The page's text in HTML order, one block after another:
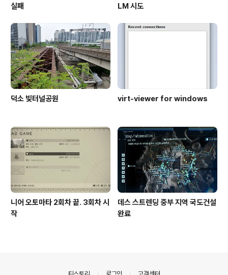
실패
LM 시도
덕소 빛터널공원 virt-viewer for windows
니어 오토마타 2회차 끝. 3회차 시
작
데스 스트렌딩 중부 지역 국도건설
완료